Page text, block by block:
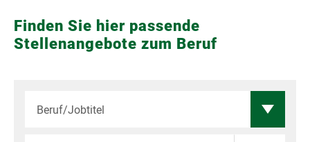
Finden Sie hier passende
Stellenangebote zum Beruf